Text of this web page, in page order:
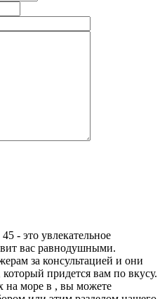
- это увлекательное
вас равнодушными.
за консультацией и они
придется вам по вкусу.
на море в , вы можете